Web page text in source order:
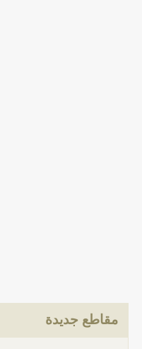
مقاطع جديدة